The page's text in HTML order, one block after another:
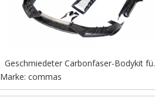
Geschmiedeter Carbonfaser-Bodykit für
den Lamborghini Huracan Lp610 im
Mansory-Stil
Marke: commas